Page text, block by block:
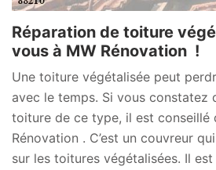
Réparation de toiture
vous à MW Rénovation !
Une toiture végétalisée peut
avec le temps. Si vous constatez
toiture de ce type, il est conseillé
Rénovation . C’est un couvreur
sur les toitures végétalisées. Il